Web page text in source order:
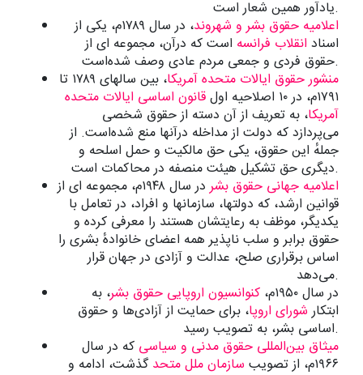
یادآور همین شعار است.
اعلامیه حقوق بشر و شهروند
، در سال ۱۷۸۹م، یکی از
اسناد انقلاب فرانسه است که درآن، مجموعه ای از
حقوق فردی و جمعی مردم عادی وصف شده‌است.
منشور حقوق ایالات متحده آمریکا
، بین سالهای ۱۷۸۹ تا
۱۷۹۱م، در ۱۰ اصلاحیه اول
قانون اساسی ایالات متحده
آمریکا، به تعریف از آن دسته از حقوق شخصی
می‌پردازد که دولت از مداخله درآنها منع شده‌است. از
جملهٔ این حقوق، یکی حق مالکیت و حمل اسلحه و
دیگری حق تشکیل هیئت منصفه در محاکمات است.
اعلامیه جهانی حقوق بشر
در سال ۱۹۴۸م، مجموعه ای از
قوانین ارشد، که دولتها، سازمانها و افراد، در تعامل با
یکدیگر، موظف به رعایتشان هستند را معرفی کرده و
حقوق برابر و سلب ناپذیر همه اعضای خانوادهٔ بشری را
اساس برقراری صلح، عدالت و آزادی در جهان قرار
می‌دهد.
در سال ۱۹۵۰م،
کنوانسیون اروپایی حقوق بشر، به
ابتکارشورای اروپا، برای حمایت از آزادی‌ها و حقوق
اساسی بشر، به تصویب رسید.
میثاق بین‌المللی حقوق مدنی و سیاسی که در سال
۱۹۶۶م، از تصویب
سازمان ملل متحدگذشت، ادامه و